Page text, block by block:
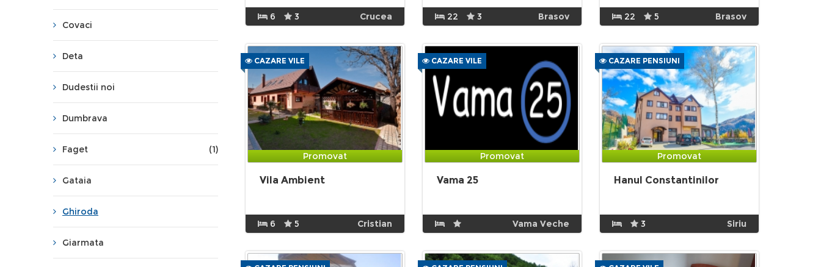
Covaci
Deta
Dudestii noi
Dumbrava
Faget (1)
Gataia
Ghiroda
Giarmata
6 3 Crucea 22 3 Brasov 22 5 Brasov
CAZARE VILE
Promovat
Vila Ambient
6 5 Cristian
CAZARE VILE
Promovat
Vama 25
Vama Veche
CAZARE PENSIUNI
Promovat
Hanul Constantinilor
3 Siriu